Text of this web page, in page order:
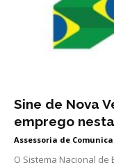
Sine de Nova
emprego
Assessoria de
O Sistema Nacional de